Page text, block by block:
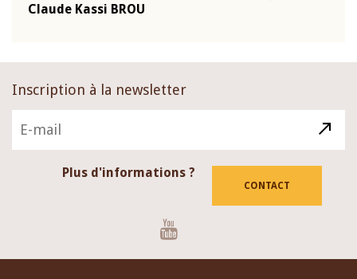
Claude Kassi BROU
Inscription à la newsletter
Plus d'informations ?
CONTACT